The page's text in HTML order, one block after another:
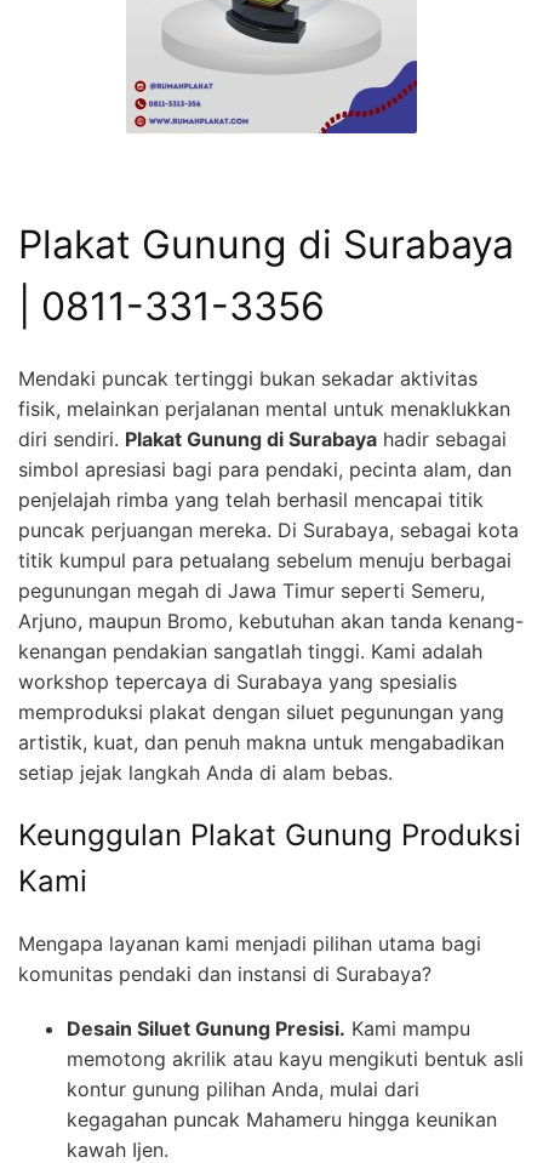
Plakat Gunung di Surabaya
| 0811-331-3356
Mendaki puncak tertinggi bukan sekadar aktivitas
fisik, melainkan perjalanan mental untuk menaklukkan
diri sendiri. Plakat Gunung di Surabaya hadir sebagai
simbol apresiasi bagi para pendaki, pecinta alam, dan
penjelajah rimba yang telah berhasil mencapai titik
puncak perjuangan mereka. Di Surabaya, sebagai kota
titik kumpul para petualang sebelum menuju berbagai
pegunungan megah di Jawa Timur seperti Semeru,
Arjuno, maupun Bromo, kebutuhan akan tanda kenang-
kenangan pendakian sangatlah tinggi. Kami adalah
workshop tepercaya di Surabaya yang spesialis
memproduksi plakat dengan siluet pegunungan yang
artistik, kuat, dan penuh makna untuk mengabadikan
setiap jejak langkah Anda di alam bebas.
Keunggulan Plakat Gunung Produksi
Kami
Mengapa layanan kami menjadi pilihan utama bagi
komunitas pendaki dan instansi di Surabaya?
Desain Siluet Gunung Presisi. Kami mampu
memotong akrilik atau kayu mengikuti bentuk asli
kontur gunung pilihan Anda, mulai dari
kegagahan puncak Mahameru hingga keunikan
kawah Ijen.